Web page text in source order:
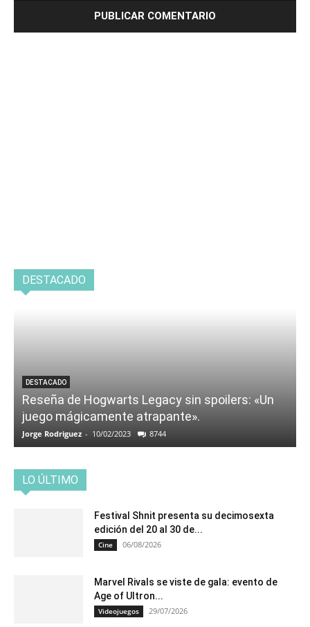
DESTACADO
DESTACADO
Reseña de Hogwarts Legacy sin spoilers: «Un
juego mágicamente atrapante».
Jorge Rodriguez - 10/02/2023 8744
LO ÚLTIMO
Festival Shnit presenta su decimosexta
edición del 20 al 30 de...
Cine 06/08/2026
Marvel Rivals se viste de gala: evento de
Age of Ultron...
Videojuegos 29/07/2026